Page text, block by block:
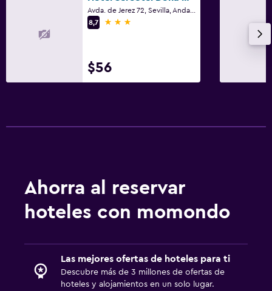
Plancha para pantalones
Tendedero
Perchero
Comedor
Tetera
Máquina expendedora (botanas)
Estacionamiento y transporte
8,7
3 estrellas
$56
Ahorra al reservar
hoteles con momondo
Las mejores ofertas de hoteles para ti
Descubre más de 3 millones de ofertas de
hoteles y alojamientos en un solo lugar.